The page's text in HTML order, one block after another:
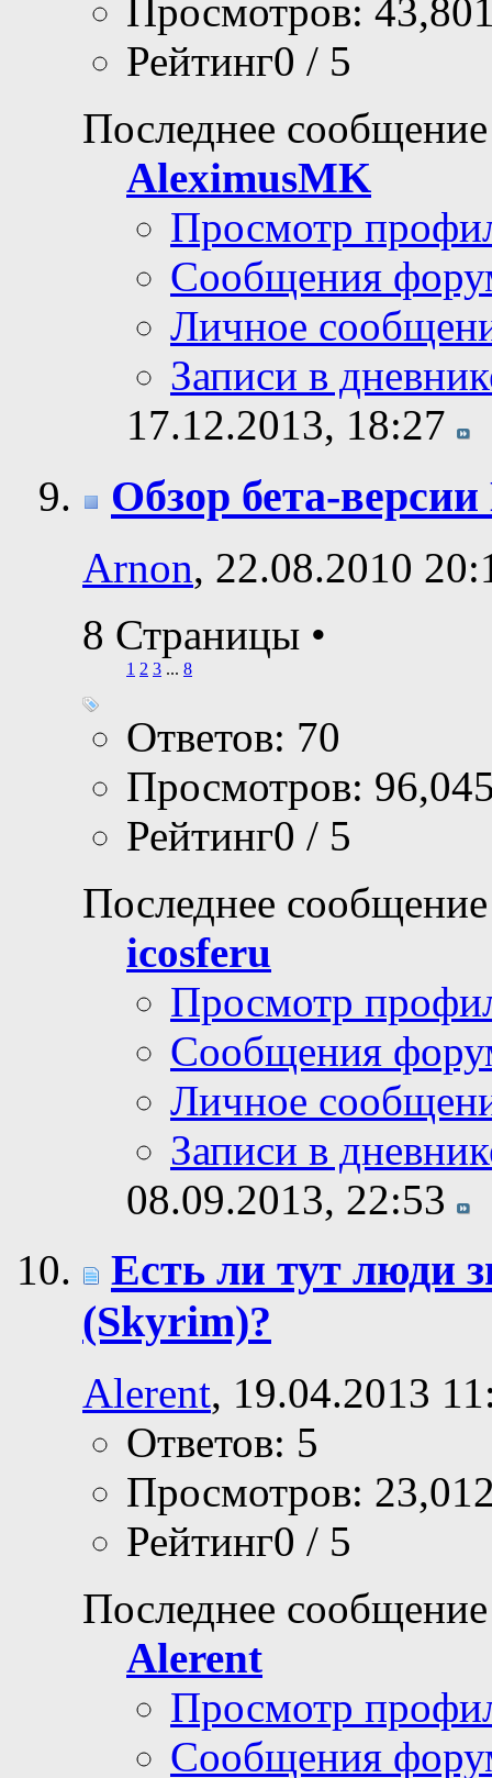
Просмотров:
Рейтинг0 / 5
Последнее
AleximusMK
Просмотр
Сообщения
Личное
Записи в
17.12.2013, 18:27
Обзор бета-
Arnon, 22.08.2010
8 Страницы •
1 2 3 ... 8
Ответов: 70
Просмотров:
Рейтинг0 / 5
Последнее
icosferu
Просмотр
Сообщения
Личное
Записи в
08.09.2013, 22:53
Есть ли тут люди
(Skyrim)?
Alerent, 19.04.2013
Ответов: 5
Просмотров:
Рейтинг0 / 5
Последнее
Alerent
Просмотр
Сообщения